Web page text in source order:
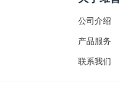
公司介绍
产品服务
联系我们